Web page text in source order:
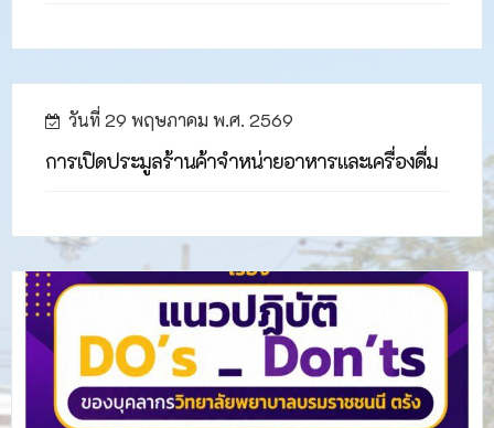
วันที่ 29 พฤษภาคม พ.ศ. 2569
การเปิดประมูลร้านค้าจำหน่ายอาหารและเครื่องดื่ม